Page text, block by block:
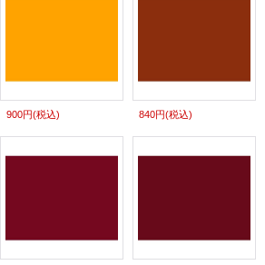
900円(税込) 840円(税込)